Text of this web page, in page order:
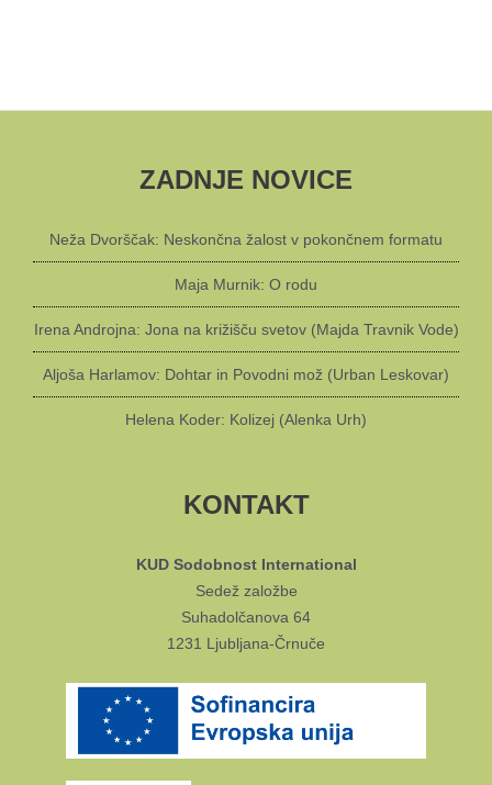
ZADNJE NOVICE
Neža Dvorščak: Neskončna žalost v pokončnem formatu
Maja Murnik: O rodu
Irena Androjna: Jona na križišču svetov (Majda Travnik Vode)
Aljoša Harlamov: Dohtar in Povodni mož (Urban Leskovar)
Helena Koder: Kolizej (Alenka Urh)
KONTAKT
KUD Sodobnost International
Sedež založbe
Suhadolčanova 64
1231 Ljubljana-Črnuče